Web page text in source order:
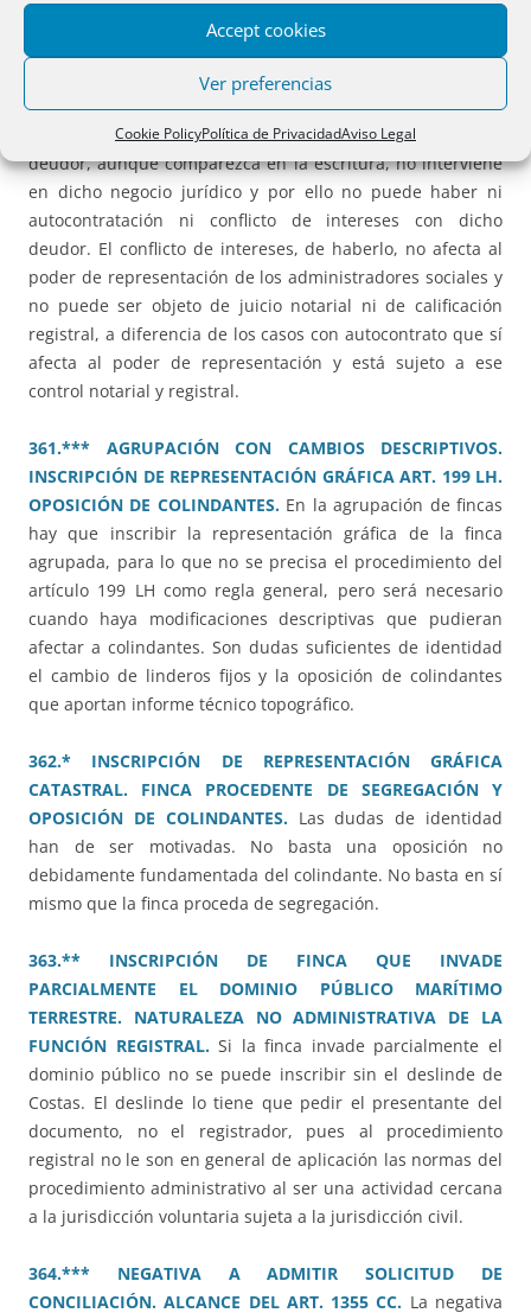
Accept cookies
Ver preferencias
Cookie PolicyPolítica de PrivacidadAviso Legal
359.** CESIÓN DE CRÉDITO HIPOTECARIO E
INTERVENCIÓN DEL DEUDOR. AUTOCONTRATO Y
CONFLICTO DE INTERESES EN EL ÁMBITO SOCIETARIO.
una cesión de crédito hipotecario el negocio jurídico se
perfecciona entre cedente y cesionario, por lo que el
deudor, aunque comparezca en la escritura, no interviene
en dicho negocio jurídico y por ello no puede haber ni
autocontratación ni conflicto de intereses con dicho
deudor. El conflicto de intereses, de haberlo, no afecta al
poder de representación de los administradores sociales y
no puede ser objeto de juicio notarial ni de calificación
registral, a diferencia de los casos con autocontrato que sí
afecta al poder de representación y está sujeto a ese
control notarial y registral.
361.*** AGRUPACIÓN CON CAMBIOS DESCRIPTIVOS.
INSCRIPCIÓN DE REPRESENTACIÓN GRÁFICA ART. 199 LH.
OPOSICIÓN DE COLINDANTES. En la agrupación de fincas
hay que inscribir la representación gráfica de la finca
agrupada, para lo que no se precisa el procedimiento del
artículo 199 LH como regla general, pero será necesario
cuando haya modificaciones descriptivas que pudieran
afectar a colindantes. Son dudas suficientes de identidad
el cambio de linderos fijos y la oposición de colindantes
que aportan informe técnico topográfico.
362.* INSCRIPCIÓN DE REPRESENTACIÓN GRÁFICA
CATASTRAL. FINCA PROCEDENTE DE SEGREGACIÓN Y
OPOSICIÓN DE COLINDANTES. Las dudas de identidad
han de ser motivadas. No basta una oposición no
debidamente fundamentada del colindante. No basta en sí
mismo que la finca proceda de segregación.
363.** INSCRIPCIÓN DE FINCA QUE INVADE
PARCIALMENTE EL DOMINIO PÚBLICO MARÍTIMO
TERRESTRE. NATURALEZA NO ADMINISTRATIVA DE LA
FUNCIÓN REGISTRAL. Si la finca invade parcialmente el
dominio público no se puede inscribir sin el deslinde de
Costas. El deslinde lo tiene que pedir el presentante del
documento, no el registrador, pues al procedimiento
registral no le son en general de aplicación las normas del
procedimiento administrativo al ser una actividad cercana
a la jurisdicción voluntaria sujeta a la jurisdicción civil.
364.*** NEGATIVA A ADMITIR SOLICITUD DE
CONCILIACIÓN. ALCANCE DEL ART. 1355 CC. La negativa